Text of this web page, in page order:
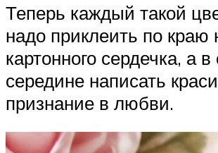
Теперь каждый такой
надо приклеить по краю
картонного сердечка, а
середине написать
признание в любви.